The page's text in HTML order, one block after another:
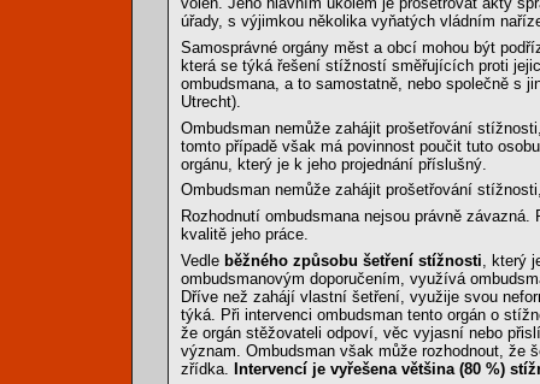
úřady, s výjimkou několika vyňatých vládním
Samosprávné orgány měst a obcí mohou být
která se týká řešení stížností směřujících proti
ombudsmana, a to samostatně, nebo společně s
Utrecht).
Ombudsman nemůže zahájit prošetřování
tomto případě však má povinnost poučit tuto
orgánu, který je k jeho projednání příslušný.
Ombudsman nemůže zahájit prošetřování
Rozhodnutí ombudsmana nejsou právně
kvalitě jeho práce.
Vedle běžného způsobu šetření stížnosti , který
ombudsmanovým doporučením, využívá
Dříve než zahájí vlastní šetření, využije svou
týká. Při intervenci ombudsman tento orgán o
že orgán stěžovateli odpoví, věc vyjasní nebo
význam. Ombudsman však může rozhodnout, že
zřídka. Intervencí je vyřešena většina (80 %)